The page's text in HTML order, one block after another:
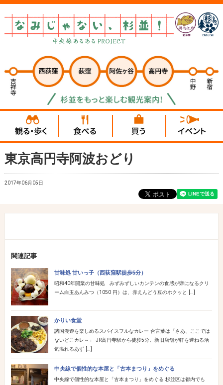
東京高円寺阿波おどり
2017年06月05日
関連記事
甘味処 甘いっ子（西荻窪駅徒歩5分）
昭和40年開業の甘味処 みずみずしいカンテンの食感が癖になるクリ
ーム白玉あんみつ（1050 円）は、赤えんどう豆のホクッと […]
かりい食堂
諸国漫遊を楽しめるスパイスフルなカレー 合言葉は「さあ、ここでは
ないどこカレ～」 JR高円寺駅から徒歩5分。新旧店舗が軒を連ねる活
気溢れるあず […]
中央線で個性的な本屋と「古本まつり」をめぐる
中央線で個性的な本屋と「古本まつり」をめぐる 杉並区は都内でも